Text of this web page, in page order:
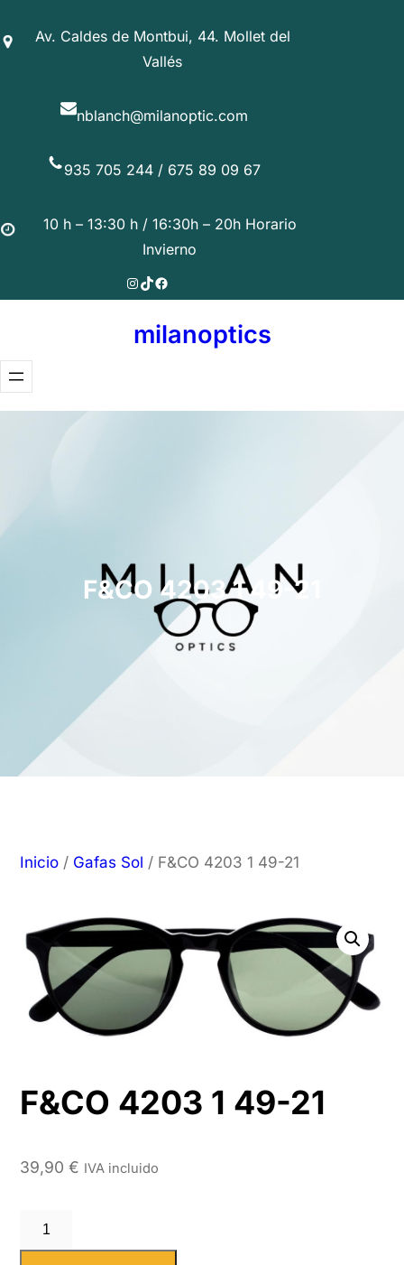
al
Av. Caldes de Montbui, 44. Mollet del
Vallés
nblanch@milanoptic.com
935 705 244 / 675 89 09 67
10 h – 13:30 h / 16:30h – 20h Horario
Invierno
Instagram
TikTok
Facebook
milanoptics
F&CO 4203 1 49-21
Inicio / Gafas Sol / F&CO 4203 1 49-21
F&CO 4203 1 49-21
39,90€ IVA incluido
F&CO
4203